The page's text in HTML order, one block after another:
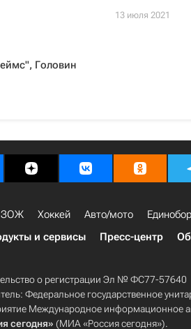
13 июля 2021
Головин
ЗОЖ Хоккей Авто/мото
и сервисы Пресс-центр Об
о регистрации Эл № ФС77-57640
Федеральное государственное
Международное информационное
сегодня» (МИА «Россия сегодня»).